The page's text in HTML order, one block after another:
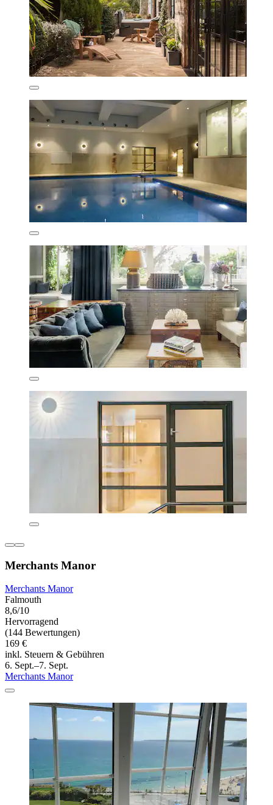
Merchants Manor
Merchants Manor
Falmouth
8,6/10
Hervorragend
(144 Bewertungen)
169 €
inkl. Steuern & Gebühren
6. Sept.–7. Sept.
Merchants Manor